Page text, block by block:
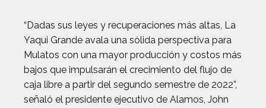
“Dadas sus leyes y recuperaciones más altas, La
Yaqui Grande avala una sólida perspectiva para
Mulatos con una mayor producción y costos más
bajos que impulsarán el crecimiento del flujo de
caja libre a partir del segundo semestre de 2022”,
señaló el presidente ejecutivo de Alamos, John